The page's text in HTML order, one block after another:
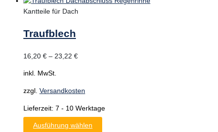
Kantteile für Dach
Traufblech
16,20 € – 23,22 €
inkl. MwSt.
zzgl. Versandkosten
Lieferzeit: 7 - 10 Werktage
Ausführung wählen